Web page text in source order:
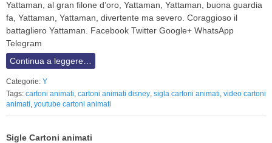
Yattaman, al gran filone d’oro, Yattaman, Yattaman, buona guardia
fa, Yattaman, Yattaman, divertente ma severo. Coraggioso il
battagliero Yattaman. Facebook Twitter Google+ WhatsApp
Telegram
Continua a leggere…
Categorie: Y
Tags: cartoni animati cartoni animati disney sigla cartoni animati video cartoni
animati youtube cartoni animati
Sigle Cartoni animati